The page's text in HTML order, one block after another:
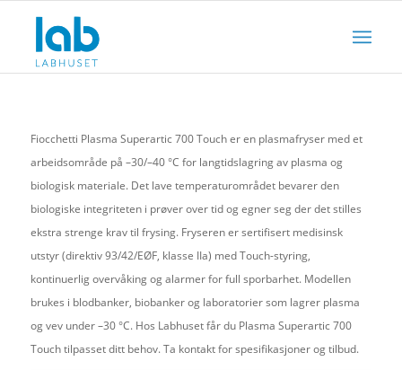
Fiocchetti Plasma Superartic 700 Touch er en plasmafryser med et
arbeidsområde på –30/–40 °C for langtidslagring av plasma og
biologisk materiale. Det lave temperaturområdet bevarer den
biologiske integriteten i prøver over tid og egner seg der det stilles
ekstra strenge krav til frysing. Fryseren er sertifisert medisinsk
utstyr (direktiv 93/42/EØF, klasse IIa) med Touch-styring,
kontinuerlig overvåking og alarmer for full sporbarhet. Modellen
brukes i blodbanker, biobanker og laboratorier som lagrer plasma
og vev under –30 °C. Hos Labhuset får du Plasma Superartic 700
Touch tilpasset ditt behov. Ta kontakt for spesifikasjoner og tilbud.